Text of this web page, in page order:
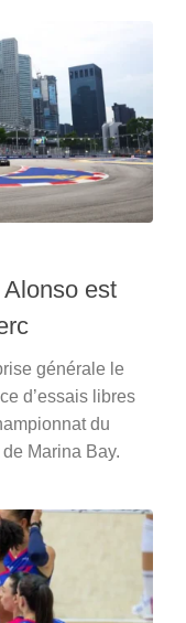
est
générale le
d’essais libres
du
Marina Bay.